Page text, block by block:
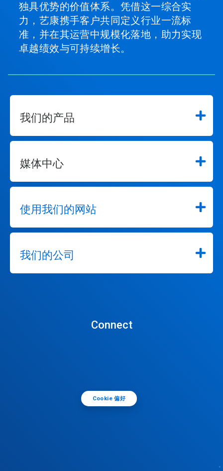
独具优势的价值体系。凭借这一综合实
力，艺康携手客户共同定义行业一流标
准，并在其运营中规模化落地，助力实现
卓越绩效与可持续增长。
我们的产品
媒体中心
使用我们的网站
我们的公司
Connect
Cookie 偏好